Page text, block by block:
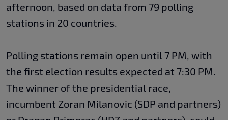
afternoon, based on data from 79 polling
stations in 20 countries.
Polling stations remain open until 7 PM, with
the first election results expected at 7:30 PM.
The winner of the presidential race,
incumbent Zoran Milanovic (SDP and partners)